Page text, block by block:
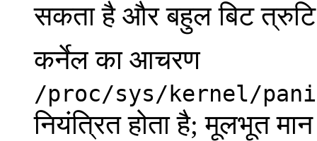
सकता है और बहुल बिट त्रुटि
कर्नेल का आचरण
/proc/sys/kernel/
नियंत्रित होता है; मूलभूत